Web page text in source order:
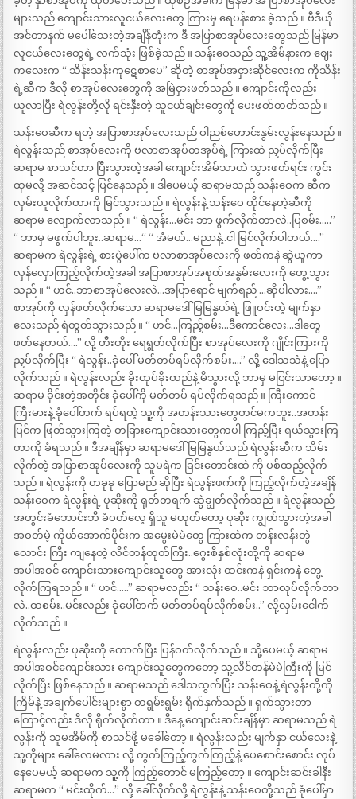
များသည် ကျောင်းသားလူငယ်လေးတွေ ကြားမှ ရေပန်းစား ခဲ့သည် ။ ဗီဒီယို
အင်တာနက် မပေါ်သေးတဲ့အချိန်တုံးက ဒီ အပြာစာအုပ်လေးတွေသည် မြန်မာ
လူငယ်လေးတွေရဲ့ လက်သုံး ဖြစ်ခဲ့သည် ။ သန်းဝေသည် သူ့အိမ်နားက ဈေး
ကလေးက “ သိန်းသန်းကုဋေစာပေ” ဆိုတဲ့ စာအုပ်အငှားဆိုင်လေးက ကိုသိန်း
ရဲ့ဆီက ဒီလို စာအုပ်လေးတွေကို အမြဲငှားဖတ်သည် ။ ကျောင်းကိုလည်း
ယူလာပြီး ရဲလွန်းတို့လို ရင်းနှီးတဲ့ သူငယ်ချင်းတွေကို ပေးဖတ်တတ်သည် ။
သန်းဝေဆီက ရတဲ့ အပြာစာအုပ်လေးသည် ဝါညစ်ဟောင်းနွမ်းလွန်းနေသည် ။
ရဲလွန်းသည် စာအုပ်လေးကို ဗလာစာအုပ်တအုပ်ရဲ့ ကြားထဲ ညှပ်လိုက်ပြီး
ဆရာမ စာသင်တာ ပြီးသွားတဲ့အခါ ကျောင်းအိမ်သာထဲ သွားဖတ်ရင်း ကွင်း
ထုမလို့ အဆင်သင့် ပြင်နေသည် ။ ဒါပေမယ့် ဆရာမသည် သန်းဝေက ဆီက
လှမ်းယူလိုက်တာကို မြင်သွားသည် ။ ရဲလွန်းနဲ့ သန်းဝေ ထိုင်နေတဲ့ဆီကို
ဆရာမ လျောက်လာသည် ။ “ ရဲလွန်း…မင်း ဘာ ဖွက်လိုက်တာလဲ..ပြစမ်း…..”
“ ဘာမှ မဖွက်ပါဘူး..ဆရာမ…“ “ အံမယ်…မညာနဲ့..ငါ မြင်လိုက်ပါတယ်….”
ဆရာမက ရဲလွန်းရဲ့ စားပွဲပေါ်က ဗလာစာအုပ်လေးကို ဖတ်ကနဲ ဆွဲယူကာ
လှန်လှောကြည့်လိုက်တဲ့အခါ အပြာစာအုပ်အစုတ်အနွမ်းလေးကို တွေ့သွား
သည် ။ “ ဟင်..ဘာစာအုပ်လေးလဲ…အပြာရောင် မျက်ရည် …ဆိုပါလား….”
စာအုပ်ကို လှန်ဖတ်လိုက်သော ဆရာမဒေါ်မြမြနွယ်ရဲ့ ဖြူဝင်းတဲ့ မျက်နှာ
လေးသည် ရဲတွတ်သွားသည် ။ “ ဟင်…ကြည့်စမ်း…ဒီကောင်လေး…ဒါတွေ
ဖတ်နေတယ်….” လို့ တီးတိုး ရေရွတ်လိုက်ပြီး စာအုပ်လေးကို ဂျိုင်းကြားကို
ညှပ်လိုက်ပြီး “ ရဲလွန်း..ခုံပေါ် မတ်တပ်ရပ်လိုက်စမ်း….” လို့ ဒေါသသံနဲ့ ပြော
လိုက်သည် ။ ရဲလွန်းလည်း ခိုးထုပ်ခိုးထည်နဲ့ မိသွားလို့ ဘာမှ မငြင်းသာတော့ ။
ဆရာမ ခိုင်းတဲ့အတိုင်း ခုံပေါ်ကို မတ်တပ် ရပ်လိုက်ရသည် ။ ကြီးကောင်
ကြီးမားနဲ့ ခုံပေါ်တက် ရပ်ရတဲ့ သူ့ကို အတန်းသားတွေတင်မကဘူး..အတန်း
ပြင်က ဖြတ်သွားကြတဲ့ တခြားကျောင်းသားတွေကပါ ကြည့်ပြီး ရယ်သွားကြ
တာကို ခံရသည် ။ ဒီအချိန်မှာ ဆရာမဒေါ်မြမြနွယ်သည် ရဲလွန်းဆီက သိမ်း
လိုက်တဲ့ အပြာစာအုပ်လေးကို သူမရဲက ခြင်းတောင်းထဲ ကို ပစ်ထည့်လိုက်
သည် ။ ရဲလွန်းကို တခုခု ပြောမည် ဆိုပြီး ရဲလွန်းဖက်ကို ကြည့်လိုက်တဲ့အချိန်
သန်းဝေက ရဲလွန်းရဲ့ ပုဆိုးကို ရုတ်တရက် ဆွဲချွတ်လိုက်သည် ။ ရဲလွန်းသည်
အတွင်းခံဘောင်းဘီ ခံဝတ်လေ့ ရှိသူ မဟုတ်တော့ ပုဆိုး ကျွတ်သွားတဲ့အခါ
အဝတ်မဲ့ ကိုယ်အောက်ပိုင်းက အမွေးမဲမဲတွေ ကြားထဲက တန်းလန်းတွဲ
လောင်း ကြီး ကျနေတဲ့ လိင်တန်တုတ်ကြီး..ဂွေးစိနှစ်လုံးတို့ကို ဆရာမ
အပါအဝင် ကျောင်းသားကျောင်းသူတွေ အားလုံး ထင်းကနဲ ရှင်းကနဲ တွေ့
လိုက်ကြရသည် ။ “ ဟင်…..” ဆရာမလည်း “ သန်းဝေ..မင်း ဘာလုပ်လိုက်တာ
လဲ..ထစမ်း..မင်းလည်း ခုံပေါ်တက် မတ်တပ်ရပ်လိုက်စမ်း..” လို့လှမ်းငေါက်
လိုက်သည် ။
ရဲလွန်းလည်း ပုဆိုးကို ကောက်ပြီး ပြန်ဝတ်လိုက်သည် ။ သို့ပေမယ့် ဆရာမ
အပါအဝင်ကျောင်းသား ကျောင်းသူတွေကတော့ သူ့လိင်တန်မဲမဲကြီးကို မြင်
လိုက်ပြီး ဖြစ်နေသည် ။ ဆရာမသည် ဒေါသထွက်ပြီး သန်းဝေနဲ့ ရဲလွန်းတို့ကို
ကြိမ်နဲ့ အချက်ပေါင်းများစွာ တရွမ်းရွမ်း ရိုက်နှက်သည် ။ ရှက်သွားတာ
ကြောင့်လည်း ဒီလို ရိုက်လိုက်တာ ။ ဒီနေ့ ကျောင်းဆင်းချိန်မှာ ဆရာမသည် ရဲ
လွန်းကို သူမအိမ်ကို စာသင်ဖို့ မခေါ်တော့ ။ ရဲလွန်းလည်း မျက်နှာ ငယ်လေးနဲ့
သူ့ကိုများ ခေါ်လေမလား လို့ ကွက်ကြည့်ကွက်ကြည့်နဲ့ ပေစောင်းစောင်း လုပ်
နေပေမယ့် ဆရာမက သူ့ကို ကြည့်တောင် မကြည့်တော့ ။ ကျောင်းဆင်းခါနီး
ဆရာမက “ မင်းထိုက်…” လို့ ခေါ်လိုက်လို့ ရဲလွန်းနဲ့ သန်းဝေတို့သည် ခုံပေါ်မှာ